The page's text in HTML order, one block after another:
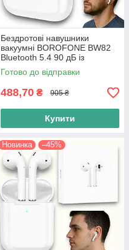
Бездротові навушники
вакуумні BOROFONE BW82
Bluetooth 5.4 90 дБ із
сенсорним керуванням та
зарядним кейсом
Готово до відправки
488,70 ₴ 905 ₴
Купити
Новинка –45%